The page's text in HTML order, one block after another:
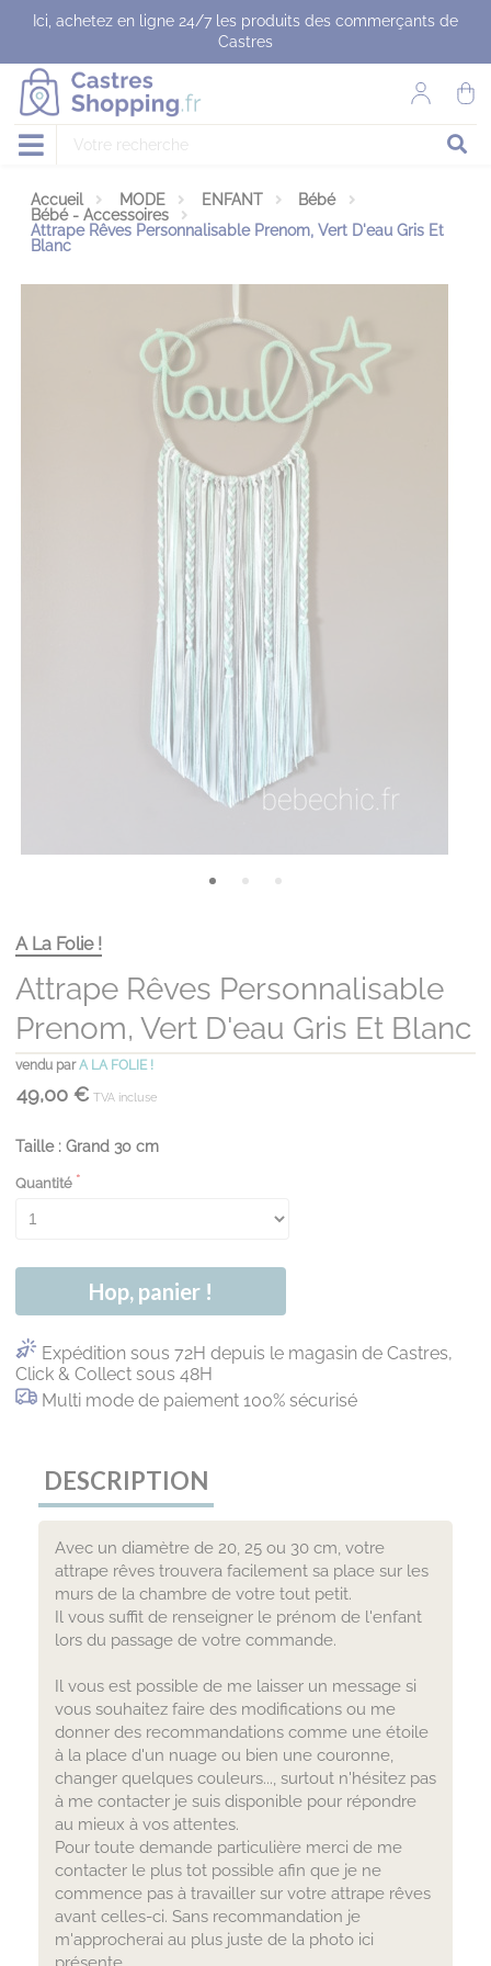
Ici, achetez en ligne 24/7 les produits des commerçants de
Castres
Accueil MODE ENFANT
Bébé
Bébé - Accessoires
Attrape Rêves Personnalisable Prenom, Vert D'eau Gris Et
Blanc
A La Folie !
Attrape Rêves Personnalisable
Prenom, Vert D'eau Gris Et Blanc
vendu parA LA FOLIE !
49,00 € TVA incluse
Taille : Grand 30 cm
Quantité
Hop, panier !
Expédition sous 72H depuis le magasin de Castres,
Click & Collect sous 48H
Multi mode de paiement 100% sécurisé
DESCRIPTION
Avec un diamètre de 20, 25 ou 30 cm, votre
attrape rêves trouvera facilement sa place sur les
murs de la chambre de votre tout petit.
Il vous suffit de renseigner le prénom de l'enfant
lors du passage de votre commande.
Il vous est possible de me laisser un message si
vous souhaitez faire des modifications ou me
donner des recommandations comme une étoile
à la place d'un nuage ou bien une couronne,
changer quelques couleurs..., surtout n'hésitez pas
à me contacter je suis disponible pour répondre
au mieux à vos attentes.
Pour toute demande particulière merci de me
contacter le plus tot possible afin que je ne
commence pas à travailler sur votre attrape rêves
avant celles-ci. Sans recommandation je
m'approcherai au plus juste de la photo ici
Panneau de gestion des cookies